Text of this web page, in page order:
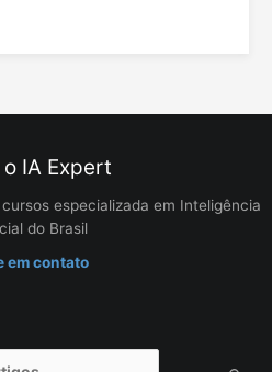
IA Expert
especializada em Inteligência
do Brasil
em contato